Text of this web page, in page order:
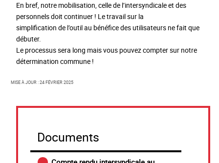
En bref, notre mobilisation, celle de l’intersyndicale et des
personnels doit continuer ! Le travail sur la
simplification de l’outil au bénéfice des utilisateurs ne fait que
débuter.
Le processus sera long mais vous pouvez compter sur notre
détermination commune !
Mise à jour : 24 février 2025
Documents